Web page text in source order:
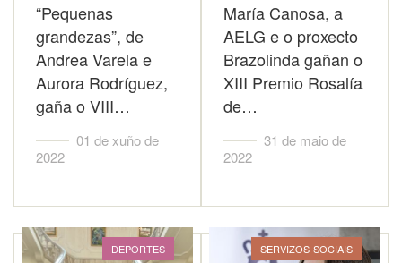
“Pequenas
grandezas”, de
Andrea Varela e
Aurora Rodríguez,
gaña o VIII…
01 de xuño de
2022
María Canosa, a
AELG e o proxecto
Brazolinda gañan o
XIII Premio Rosalía
de…
31 de maio de
2022
DEPORTES SERVIZOS-SOCIAIS